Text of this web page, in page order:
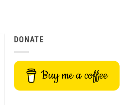
DONATE
Buy me a coffee